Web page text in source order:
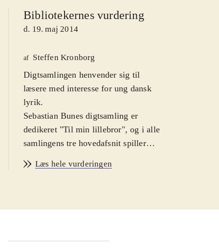
Bibliotekernes vurdering
d. 19. maj 2014
af Steffen Kronborg
Digtsamlingen henvender sig til
læsere med interesse for ung dansk
lyrik.
Sebastian Bunes digtsamling er
dedikeret "Til min lillebror", og i alle
samlingens tre hovedafsnit spiller
vigtig rolle. Hvad, der præcis har
klart af digtene; med det er helt
virkeligheden mest en sag for
Læs hele vurderingen